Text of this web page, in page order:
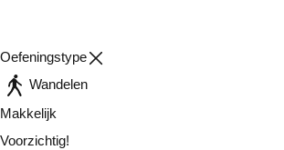
Oefeningstype
Wandelen
Makkelijk
Voorzichtig!